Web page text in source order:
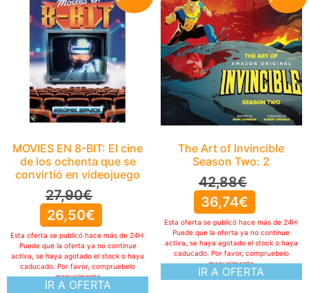
MOVIES EN 8-BIT: El cine
de los ochenta que se
convirtió en videojuego
27,90€
26,50€
IR A OFERTA
Esta oferta se publicó hace más de 24H:
Puede que la oferta ya no continue
activa, se haya agotado el stock o haya
caducado. Por favor, compruebelo
manualmente
The Art of Invincible
Season Two: 2
42,88€
36,74€
IR A OFERTA
Esta oferta se publicó hace más de 24H:
Puede que la oferta ya no continue
activa, se haya agotado el stock o haya
caducado. Por favor, compruebelo
manualmente